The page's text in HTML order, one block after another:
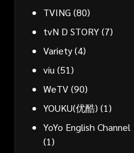
TVING (80)
tvN D STORY(7)
Variety(4)
viu (51)
WeTV(90)
YOUKU(优酷) (1)
YoYo English Channel
(1)